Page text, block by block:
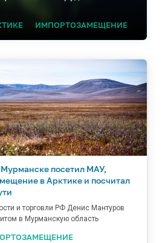
ИМПОРТОЗАМЕЩЕНИЕ
посетил МАУ,
в Арктике и посчитал
и торговли РФ Денис Мантуров
в Мурманскую область